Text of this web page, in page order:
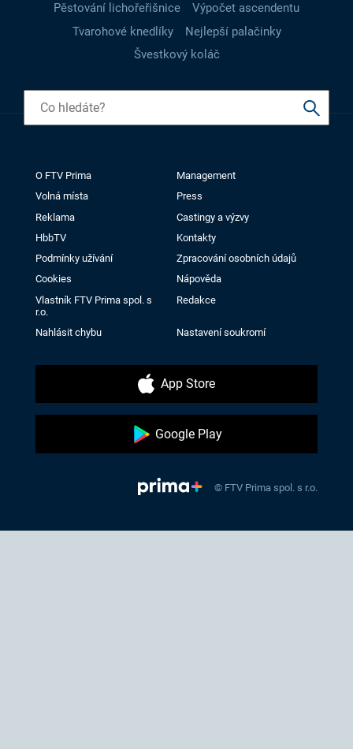
Pěstování lichořeřišnice
Výpočet ascendentu
Tvarohové knedlíky
Nejlepší palačinky
Švestkový koláč
O FTV Prima
Management
Volná místa
Press
Reklama
Castingy a výzvy
HbbTV
Kontakty
Podmínky užívání
Zpracování osobních údajů
Cookies
Nápověda
Vlastník FTV Prima spol. s
r.o.
Redakce
Nahlásit chybu Nastavení soukromí
App Store
Google Play
© FTV Prima spol. s r.o.